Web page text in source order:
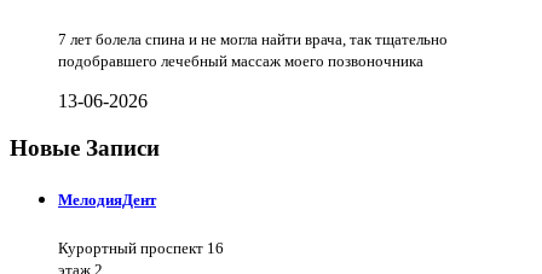
7 лет болела спина и не могла найти врача, так тщательно
подобравшего лечебный массаж моего позвоночника
13-06-2026
Новые Записи
МелодияДент
Курортный проспект 16
этаж 2